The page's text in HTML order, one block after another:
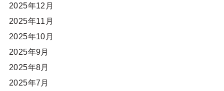
2025年12月
2025年11月
2025年10月
2025年9月
2025年8月
2025年7月